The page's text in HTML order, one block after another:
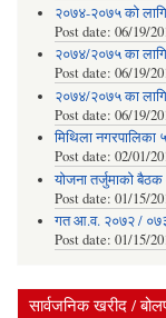
२०७४-२०७५ को
Post date: 06/19/
२०७४/२०७५ का
Post date: 06/19/
२०७४/२०७५ का
Post date: 06/19/
मिथिला नगरपालिका
Post date: 02/01/
याेजना तर्जुमाकाे
Post date: 01/15/
गत आ.व. २०७२ /
Post date: 01/15/
सार्वजनिक खरीद /